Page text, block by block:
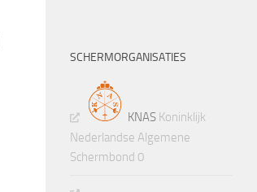
SCHERMORGANISATIES
KNAS Koninklijk
Nederlandse Algemene
Schermbond 0